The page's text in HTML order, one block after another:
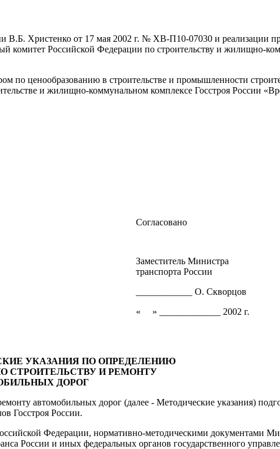
В.Б. Христенко от 17 мая 2002 г. № ХВ-П10-07030 и реализации
комитет Российской Федерации по строительству и жилищно-
по ценообразованию в строительстве и промышленности
и жилищно-коммунальном комплексе Госстроя России
Согласовано
Заместитель Министра
транспорта России
____________ О. Скворцов
« » _____________ 2002 г.
УКАЗАНИЯ ПО ОПРЕДЕЛЕНИЮ
СТРОИТЕЛЬСТВУ И РЕМОНТУ
ДОРОГ
автомобильных дорог (далее - Методические указания)
Госстроя России.
Федерации, нормативно-методическими документами
России и иных федеральных органов государственного